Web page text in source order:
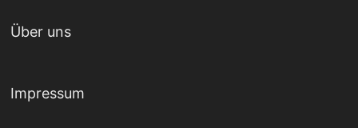
Über uns
Impressum